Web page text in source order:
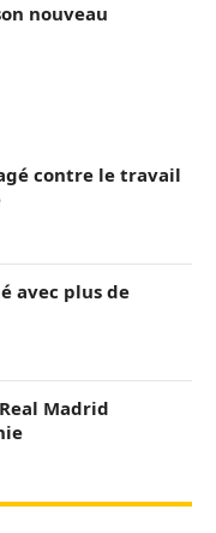
nouveau
contre le travail
avec plus de
Madrid